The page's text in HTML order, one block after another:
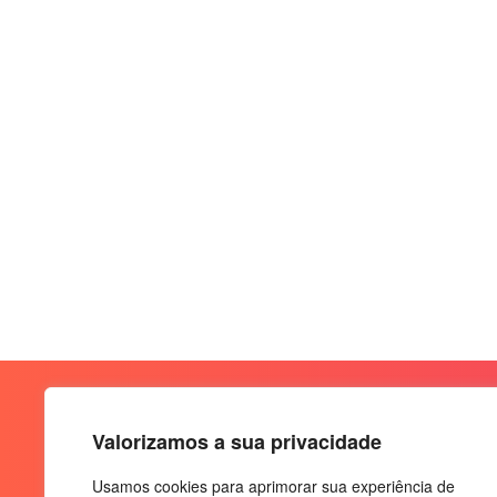
Valorizamos a sua privacidade
Usamos cookies para aprimorar sua experiência de